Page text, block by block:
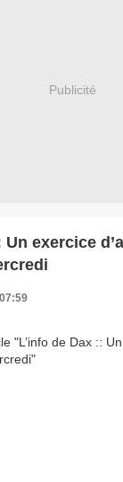
Publicité
Un exercice